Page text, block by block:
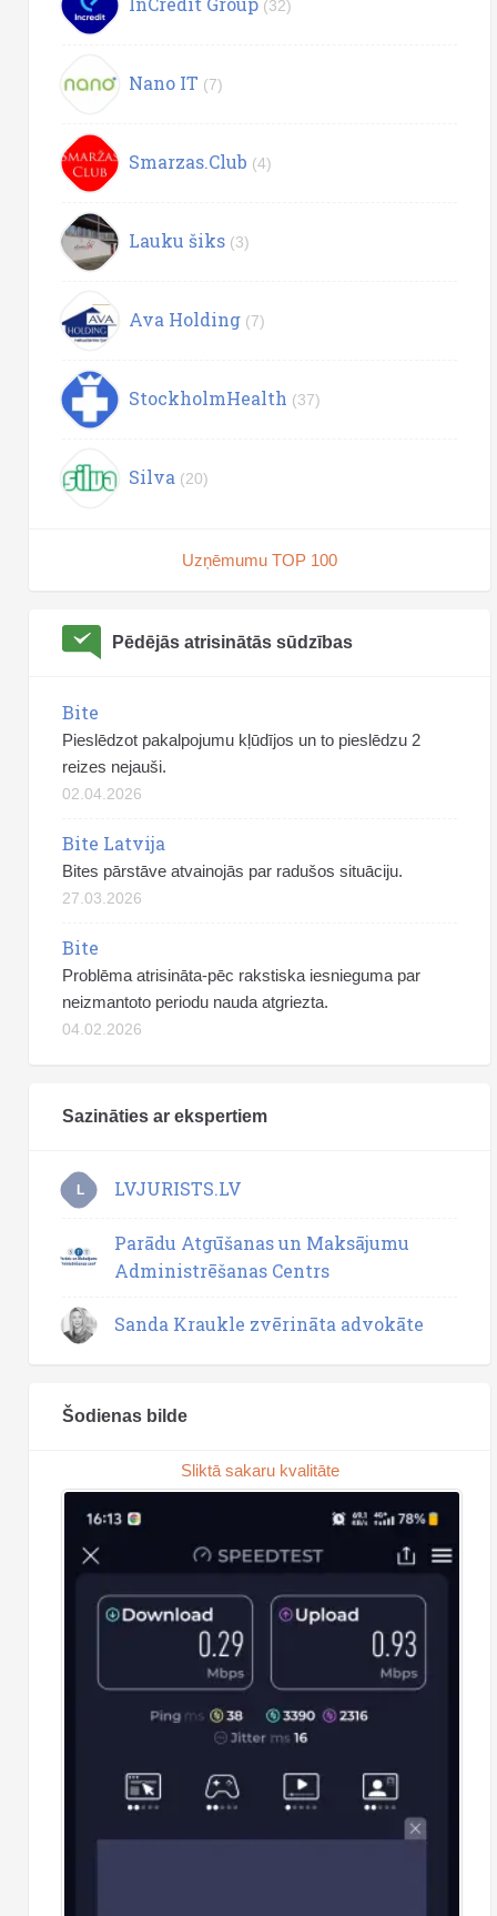
(32)
Nano IT (7)
Smarzas.Club (4)
Lauku šiks (3)
Ava Holding (7)
StockholmHealth (37)
Silva (20)
Uzņēmumu TOP 100
Pēdējās atrisinātās sūdzības
Bite
Pieslēdzot pakalpojumu kļūdījos un to pieslēdzu 2
reizes nejauši.
02.04.2026
Bite Latvija
Bites pārstāve atvainojās par radušos situāciju.
27.03.2026
Bite
Problēma atrisināta-pēc rakstiska iesnieguma par
neizmantoto periodu nauda atgriezta.
04.02.2026
Sazināties ar ekspertiem
L LVJURISTS.LV
Parādu Atgūšanas un Maksājumu
Administrēšanas Centrs
Sanda Kraukle zvērināta advokāte
Šodienas bilde
Sliktā sakaru kvalitāte